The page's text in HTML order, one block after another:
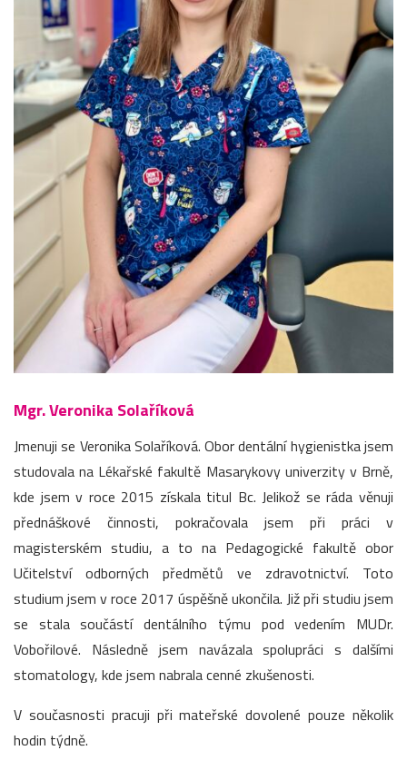
Mgr. Veronika Solaříková
Jmenuji se Veronika Solaříková. Obor dentální hygienistka jsem
studovala na Lékařské fakultě Masarykovy univerzity v Brně,
kde jsem v roce 2015 získala titul Bc. Jelikož se ráda věnuji
přednáškové činnosti, pokračovala jsem při práci v
magisterském studiu, a to na Pedagogické fakultě obor
Učitelství odborných předmětů ve zdravotnictví. Toto
studium jsem v roce 2017 úspěšně ukončila. Již při studiu jsem
se stala součástí dentálního týmu pod vedením MUDr.
Vobořilové. Následně jsem navázala spolupráci s dalšími
stomatology, kde jsem nabrala cenné zkušenosti.
V současnosti pracuji při mateřské dovolené pouze několik
hodin týdně.